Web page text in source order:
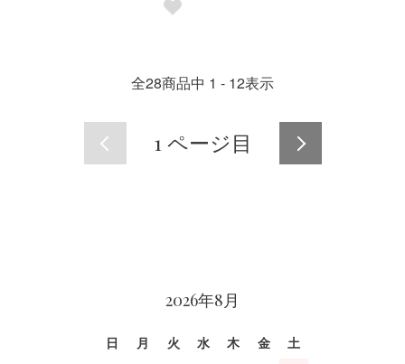
全28商品中 1 - 12表示
1 ページ目
2026年8月
日 月 火 水 木 金
土